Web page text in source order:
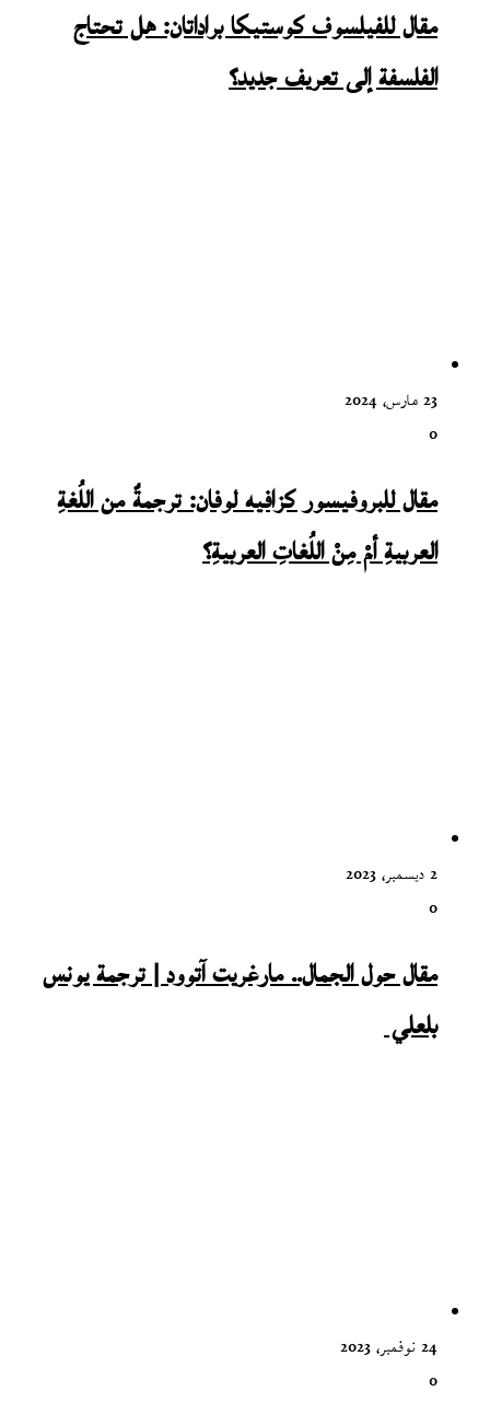
مقال للفيلسوف كوستيكا براداتان: هل تحتاج
الفلسفة إلى تعريف جديد؟
23 مارس، 2024
0
مقال للبروفيسور كزافيه لوفان: ترجمةٌ من اللُغةِ
العربيةِ أمْ مِنْ اللُغاتِ العربيةِ؟
2 ديسمبر، 2023
0
مقال حول الجمال.. مارغريت آتوود | ترجمة يونس
بلعلي
24 نوفمبر، 2023
0